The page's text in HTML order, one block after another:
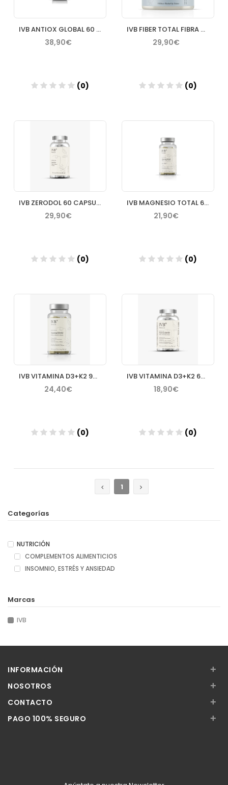
IVB ANTIOX GLOBAL 60 CAPSULAS
38,90€
(0)
IVB FIBER TOTAL FIBRA NEUTRA
29,90€
(0)
IVB ZERODOL 60 CAPSULAS
29,90€
(0)
IVB MAGNESIO TOTAL 60 CAPSULAS
21,90€
(0)
IVB VITAMINA D3+K2 90 CAPSULAS
24,40€
(0)
IVB VITAMINA D3+K2 60 CAPSULAS
18,90€
(0)
1
Categorías
NUTRICIÓN
COMPLEMENTOS ALIMENTICIOS
INSOMNIO, ESTRÉS Y ANSIEDAD
Marcas
IVB
INFORMACIÓN +
NOSOTROS +
CONTACTO +
PAGO 100% SEGURO +